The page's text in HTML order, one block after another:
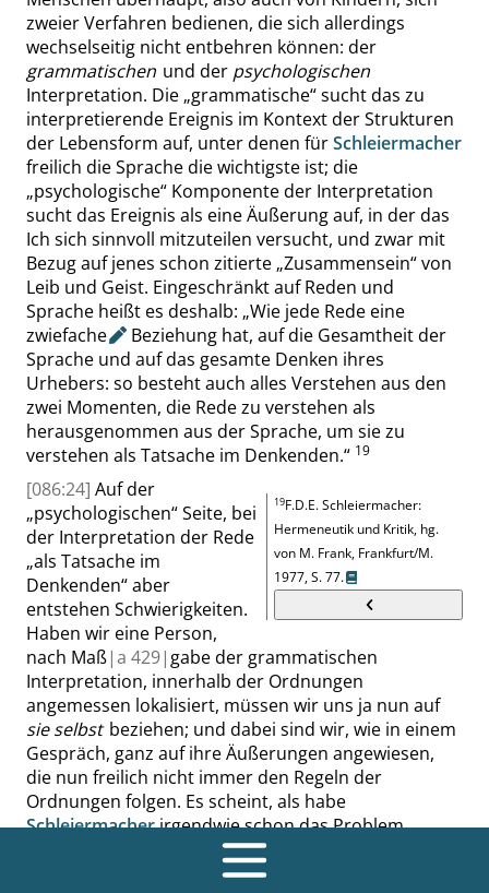
zweier Verfahren bedienen, die sich allerdings
wechselseitig nicht entbehren können: der
grammatischen und der psychologischen
Interpretation. Die „grammatische“sucht das zu
interpretierende Ereignis im Kontext der Strukturen
der Lebensform auf, unter denen fürSchleiermacher
freilich die Sprache die wichtigste ist; die
„psychologische“ Komponente der Interpretation
sucht das Ereignis als eine Äußerung auf, in der das
Ich sich sinnvoll mitzuteilen versucht, und zwar mit
Bezug auf jenes schon zitierte „Zusammensein“von
Leib und Geist. Eingeschränkt auf Reden und
Sprache heißt es deshalb: „Wie jede Rede eine
zwiefache
Beziehung hat, auf die Gesamtheit der
Sprache und auf das gesamte Denken ihres
Urhebers: so besteht auch alles Verstehen aus den
zwei Momenten, die Rede zu verstehen als
herausgenommen aus der Sprache, um sie zu
verstehen als Tatsache im Denkenden.“ 19
19F.D.E.Schleiermacher:
Hermeneutik und Kritik, hg.
von M. Frank, Frankfurt/M.
1977,S. 77.
[086:24] Auf der
„psychologischen“Seite, bei
der Interpretation der Rede
„als Tatsache im
Denkenden“aber
entstehen Schwierigkeiten.
Haben wir eine Person,
nach Maß|a 429| gabe der grammatischen
Interpretation, innerhalb der Ordnungen
angemessen lokalisiert, müssen wir uns ja nun auf
sie selbstbeziehen; und dabei sind wir, wie in einem
Gespräch, ganz auf ihre Äußerungen angewiesen,
die nun freilich nicht immer den Regeln der
Ordnungen folgen. Es scheint, als habe
Schleiermacherirgendwie schon das Problem
ins Auge gefaßt. Er formuliert das sehr
Allein nun gestattet das Gespräch auch